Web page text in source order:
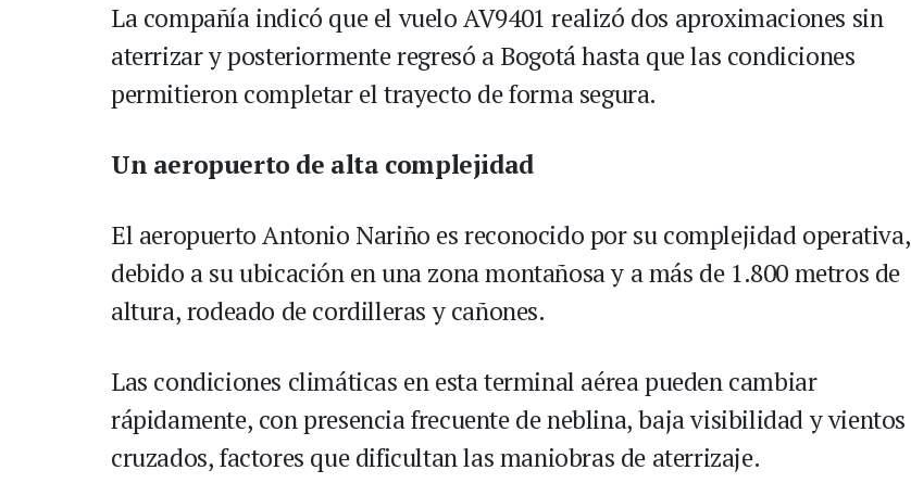
La compañía indicó que el vuelo AV9401 realizó dos aproximaciones sin
aterrizar y posteriormente regresó a Bogotá hasta que las condiciones
permitieron completar el trayecto de forma segura.
Un aeropuerto de alta complejidad
El aeropuerto Antonio Nariño es reconocido por su complejidad operativa,
debido a su ubicación en una zona montañosa y a más de 1.800 metros de
altura, rodeado de cordilleras y cañones.
Las condiciones climáticas en esta terminal aérea pueden cambiar
rápidamente, con presencia frecuente de neblina, baja visibilidad y vientos
cruzados, factores que dificultan las maniobras de aterrizaje.